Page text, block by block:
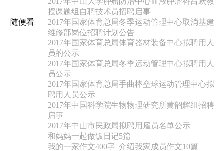
随便看
授课题组自聘技术员招聘启事
2017年国家体育总局冬季运动管理中心取消基建
维修部岗位招聘计划公告
2017年国家体育总局体育器材装备中心拟聘用人
员的公示
2017年国家体育总局冬季运动管理中心拟聘用人
员公示
2017年国家体育总局手曲棒垒球运动管理中心拟
聘用人员公示
2017年中国科学院生物物理研究所黄韶辉组招聘
启事
2017年中山市民政局拟聘用雇员名单公示
和妈妈一起做饭日记5篇
我的一家作文400字_介绍我家成员作文10篇